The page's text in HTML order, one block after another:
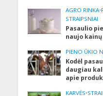
AGRO RINKA•
STRAIPSNIAI
Pasaulio
naujo
PIENO ŪKIO
Kodėl
daugiau
apie
KARVĖS•